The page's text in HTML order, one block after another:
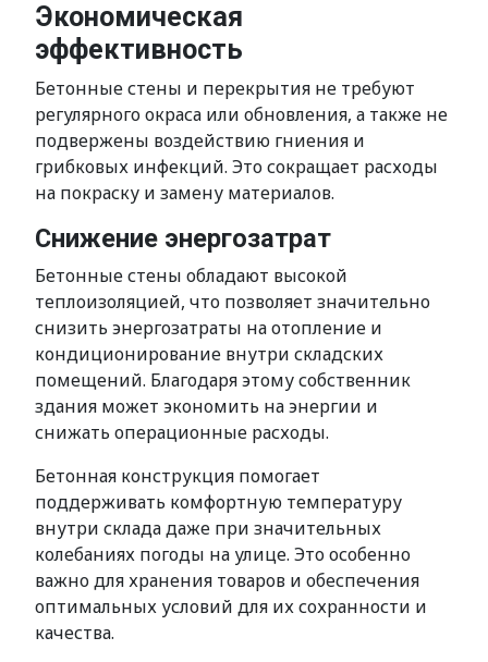
Экономическая
эффективность
Бетонные стены и перекрытия не требуют
регулярного окраса или обновления, а также не
подвержены воздействию гниения и
грибковых инфекций. Это сокращает расходы
на покраску и замену материалов.
Снижение энергозатрат
Бетонные стены обладают высокой
теплоизоляцией, что позволяет значительно
снизить энергозатраты на отопление и
кондиционирование внутри складских
помещений. Благодаря этому собственник
здания может экономить на энергии и
снижать операционные расходы.
Бетонная конструкция помогает
поддерживать комфортную температуру
внутри склада даже при значительных
колебаниях погоды на улице. Это особенно
важно для хранения товаров и обеспечения
оптимальных условий для их сохранности и
качества.